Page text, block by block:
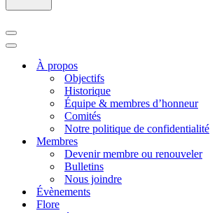
Menu
de
navigation
Menu
navigationÀ propos
Objectifs
Historique
Équipe & membres d’honneur
Comités
Notre politique de confidentialité
Membres
Devenir membre ou renouveler
Bulletins
Nous joindre
Évènements
Flore